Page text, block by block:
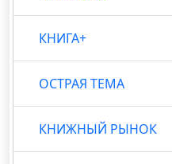
КНИГА+
ОСТРАЯ ТЕМА
КНИЖНЫЙ РЫНОК